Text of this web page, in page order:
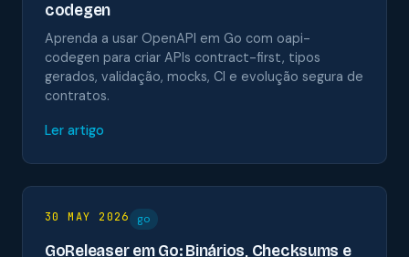
codegen
Aprenda a usar OpenAPI em Go com oapi-
codegen para criar APIs contract-first, tipos
gerados, validação, mocks, CI e evolução segura de
contratos.
Ler artigo
30 MAY 2026 go
GoReleaser em Go: Binários, Checksums e